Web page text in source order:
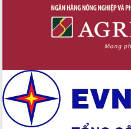
địa chính, hoàn thiện cơ sở dữ liệu đất
Ứng dụng sinh trắc học - Bước tiến
trong hành trình chuyển đổi số tại Đắk
Đắk Lắk nâng cao hiệu quả công tác
Đảng từ Sổ tay đảng viên điện tử
Đắk Lắk đẩy mạnh nuôi biển công
nghệ, hướng tới phát triển thủy sản
bền vững